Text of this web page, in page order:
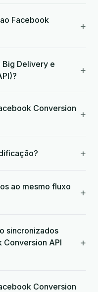
Facebook
+
Delivery e
+
Conversion +
+
ao mesmo fluxo
+
sincronizados
Conversion API
+
Conversion